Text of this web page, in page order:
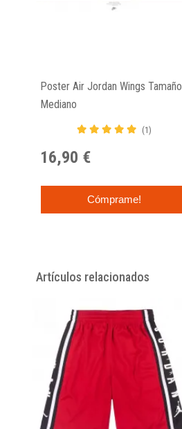
Poster Air Jordan Wings Tamaño
Mediano
(1)
16,90 €
Cómprame!
Artículos relacionados